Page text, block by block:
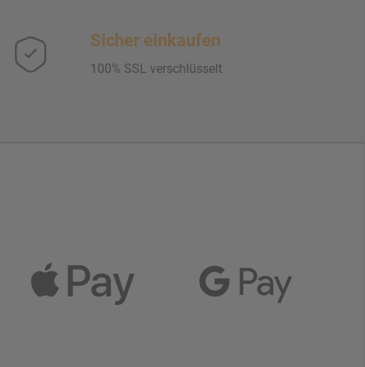
Sicher einkaufen
100% SSL verschlüsselt